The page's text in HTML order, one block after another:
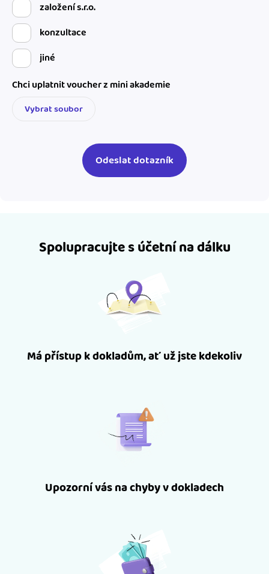
založení s.r.o.
konzultace
jiné
Chci uplatnit voucher z mini akademie
Vybrat soubor
Spolupracujte s účetní na dálku
Má přístup k dokladům, ať už jste kdekoliv
Upozorní vás na chyby v dokladech